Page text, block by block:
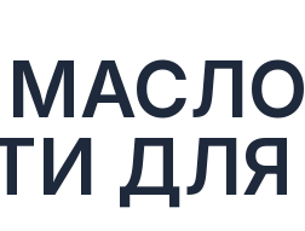
МАСЛО
ДЛЯ